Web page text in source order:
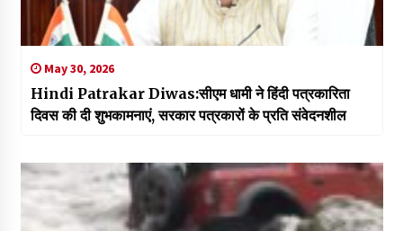
May 30, 2026
Hindi Patrakar Diwas:सीएम धामी ने हिंदी पत्रकारिता
दिवस की दी शुभकामनाएं, सरकार पत्रकारों के प्रति संवेदनशील